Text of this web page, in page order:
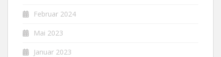
Februar 2024
Mai 2023
Januar 2023